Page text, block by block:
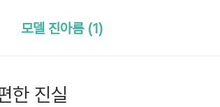
모델 진아름 (1)
한 진실